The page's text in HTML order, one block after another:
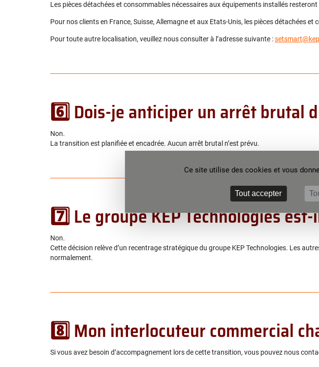
Les pièces détachées et consommables nécessaires aux équipements installés
Pour nos clients en France, Suisse, Allemagne et aux Etats-Unis, les pièces détachées
Pour toute autre localisation, veuillez nous consulter à l’adresse suivante :
6️⃣ Dois-je anticiper un arrêt brutal
Non.
La transition est planifiée et encadrée. Aucun arrêt brutal n’est prévu.
7️⃣ Le groupe KEP Technologies
Non.
Cette décision relève d’un recentrage stratégique du groupe KEP Technologies. Les
normalement.
8️⃣ Mon interlocuteur commercial
Si vous avez besoin d’accompagnement lors de cette transition, vous pouvez nous
Ce site utilise des cookies et vous
Tout accepter